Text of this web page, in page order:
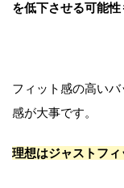
を低下させる可能性
フィット感の高い
感が大事です。
理想はジャストフィ